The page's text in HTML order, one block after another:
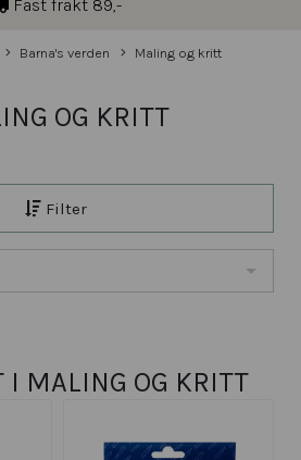
Fast frakt 89,-
Barna's verden Maling og kritt
OG KRITT
Filter
I MALING OG KRITT